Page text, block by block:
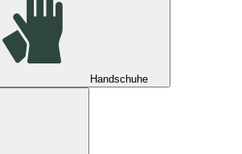
Handschuhe